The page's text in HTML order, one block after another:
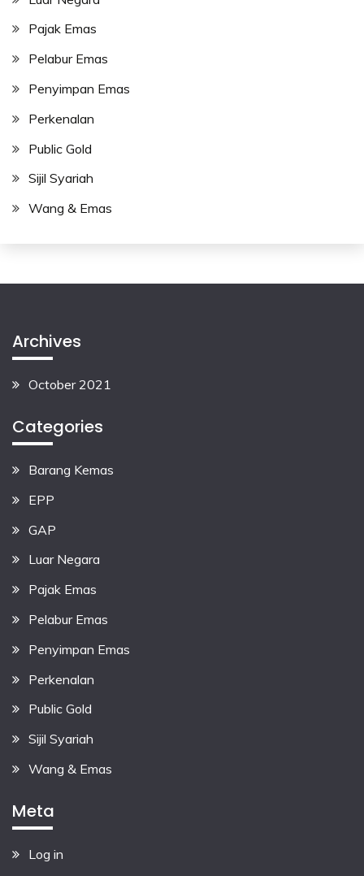
Pajak Emas
Pelabur Emas
Penyimpan Emas
Perkenalan
Public Gold
Sijil Syariah
Wang & Emas
Archives
October 2021
Categories
Barang Kemas
EPP
GAP
Luar Negara
Pajak Emas
Pelabur Emas
Penyimpan Emas
Perkenalan
Public Gold
Sijil Syariah
Wang & Emas
Meta
Log in